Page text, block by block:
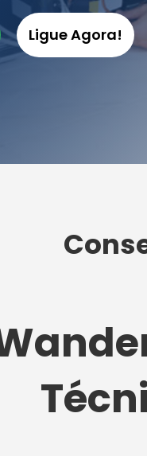
Ligue Agora!